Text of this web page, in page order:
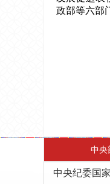
政部等六部
中央
中央纪委国